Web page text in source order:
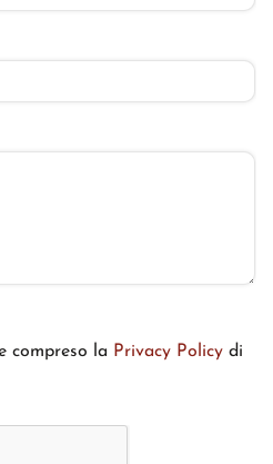
compreso la Privacy Policy di